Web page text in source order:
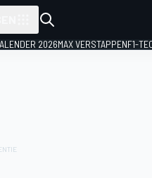
2026MAX VERSTAPPENF1-